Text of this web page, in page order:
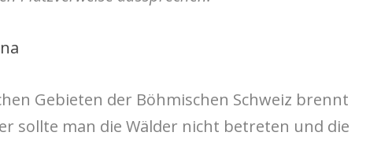
Gebieten der Böhmischen Schweiz brennt
sollte man die Wälder nicht betreten und die